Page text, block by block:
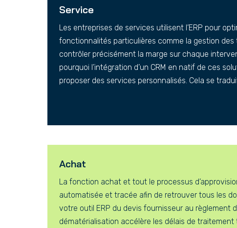
Service
Les entreprises de services utilisent l’ERP pour
fonctionnalités particulières comme la gestion
contrôler précisément la marge sur chaque
pourquoi l’intégration d’un CRM en natif de ces
proposer des services personnalisés. Cela se
Achat
La fonction achat et tout le processus
automatisée et tracée afin de retrouver tous les
votre outil ERP du devis fournisseur au règlement
dématérialisation accélère les délais de